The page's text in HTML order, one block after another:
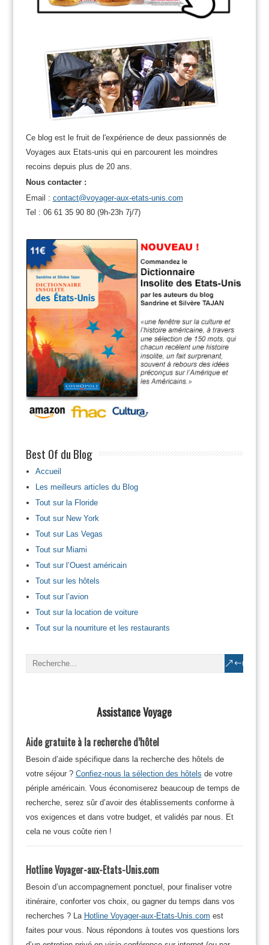
Ce blog est le fruit de l'expérience de deux passionnés de
Voyages aux Etats-unis qui en parcourent les moindres
recoins depuis plus de 20 ans.
Nous contacter :
Email : contact@voyager-aux-etats-unis.com
Tel : 06 61 35 90 80 (9h-23h 7j/7)
Best Of du Blog
Accueil
Les meilleurs articles du Blog
Tout sur la Floride
Tout sur New York
Tout sur Las Vegas
Tout sur Miami
Tout sur l’Ouest américain
Tout sur les hôtels
Tout sur l’avion
Tout sur la location de voiture
Tout sur la nourriture et les restaurants
Assistance Voyage
Aide gratuite à la recherche d’hôtel
Besoin d’aide spécifique dans la recherche des hôtels de
votre séjour ? Confiez-nous la sélection des hôtels de votre
périple américain. Vous économiserez beaucoup de temps de
recherche, serez sûr d’avoir des établissements conforme à
vos exigences et dans votre budget, et validés par nous. Et
cela ne vous coûte rien !
Hotline Voyager-aux-Etats-Unis.com
Besoin d’un accompagnement ponctuel, pour finaliser votre
itinéraire, conforter vos choix, ou gagner du temps dans vos
recherches ? La Hotline Voyager-aux-Etats-Unis.com est
faites pour vous. Nous répondons à toutes vos questions lors